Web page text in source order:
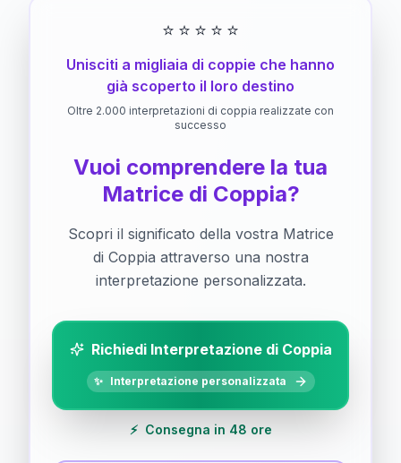
⭐ ⭐ ⭐ ⭐ ⭐
Unisciti a migliaia di coppie che hanno
già scoperto il loro destino
Oltre 2.000 interpretazioni di coppia realizzate con
successo
Vuoi comprendere la tua
Matrice di Coppia?
Scopri il significato della vostra Matrice
di Coppia attraverso una nostra
interpretazione personalizzata.
Richiedi Interpretazione di Coppia
✨ Interpretazione personalizzata
⚡ Consegna in 48 ore